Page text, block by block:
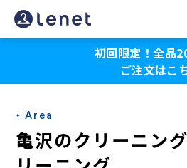
亀
沢
ク
リ
ー
初回限定！全品
ご注文はこ
Area
亀沢のクリーニン